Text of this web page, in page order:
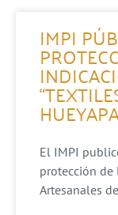
IMPI
El IMPI
protección de
Artesanales